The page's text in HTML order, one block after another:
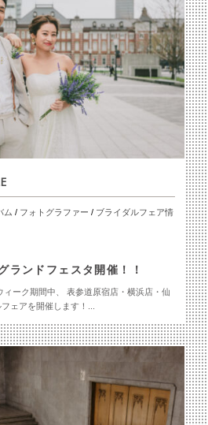
ム / フォトグラファー / ブライダルフェア情
ランドフェスタ開催！！
ーク期間中、 表参道原宿店・横浜店・仙
ェアを開催します！...